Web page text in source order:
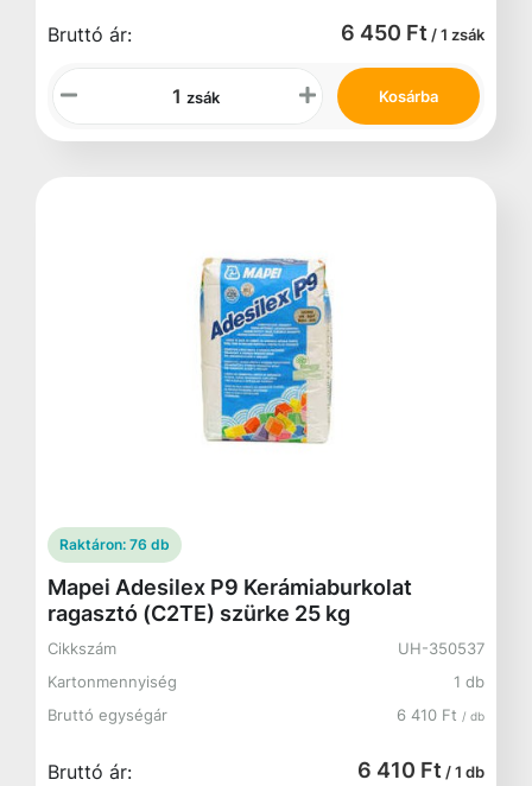
Bruttó ár: 6 450 Ft / 1 zsák
zsák Kosárba
Raktáron: 76 db
Mapei Adesilex P9 Kerámiaburkolat
ragasztó (C2TE) szürke 25 kg
Cikkszám
UH-350537
Kartonmennyiség
1 db
Bruttó egységár
6 410 Ft / db
Bruttó ár: 6 410 Ft / 1 db